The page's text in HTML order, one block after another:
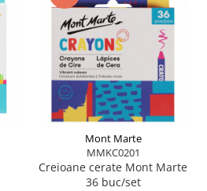
Mont Marte
MMKC0201
Creioane cerate Mont Marte
36 buc/set